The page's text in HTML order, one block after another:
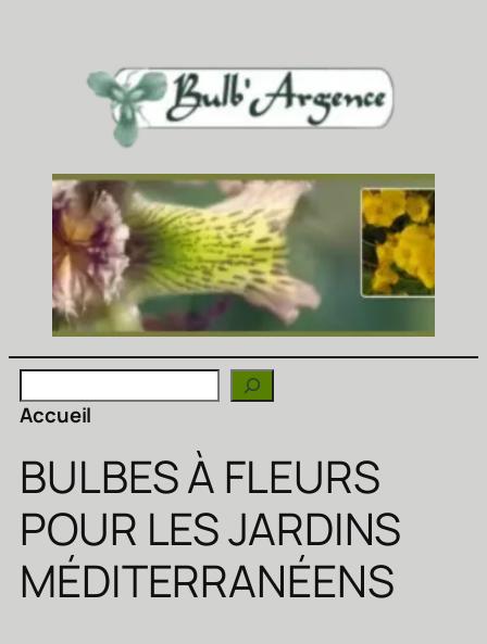
Accueil
BULBES À FLEURS
POUR LES JARDINS
MÉDITERRANÉENS